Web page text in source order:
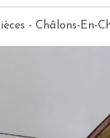
- Châlons-En-